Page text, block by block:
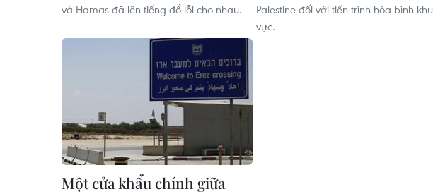
và Hamas đã lên tiếng đổ lỗi cho nhau.
Palestine đối với tiến trình hòa bình khu
vực.
Một cửa khẩu chính giữa